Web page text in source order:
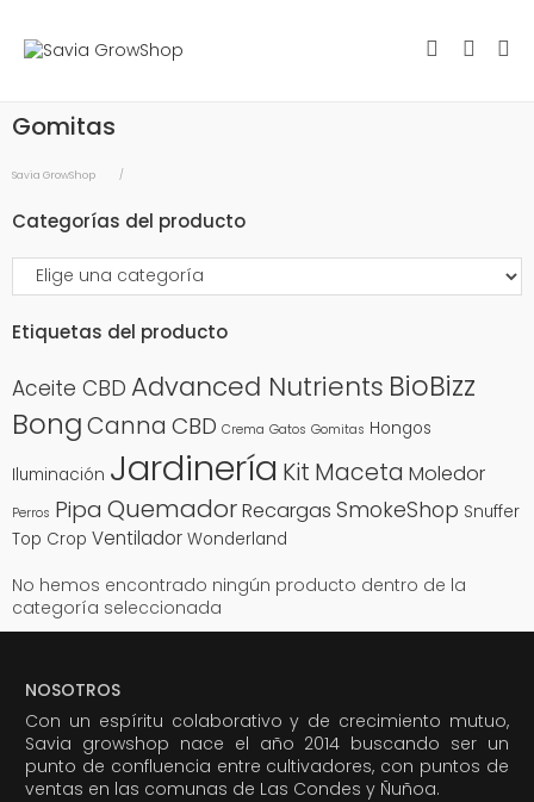
Gomitas
Savia GrowShop
Categorías del producto
Etiquetas del producto
Aceite CBD Advanced Nutrients BioBizz
BongCanna CBD Crema Gatos Gomitas Hongos
Iluminación Jardinería Kit Maceta Moledor
Perros Pipa QuemadorRecargas SmokeShop Snuffer
Top Crop Ventilador Wonderland
No hemos encontrado ningún producto dentro de la
categoría seleccionada
NOSOTROS
Con un espíritu colaborativo y de crecimiento mutuo,
Savia growshop nace el año 2014 buscando ser un
punto de confluencia entre cultivadores, con puntos de
ventas en las comunas de Las Condes y Ñuñoa.